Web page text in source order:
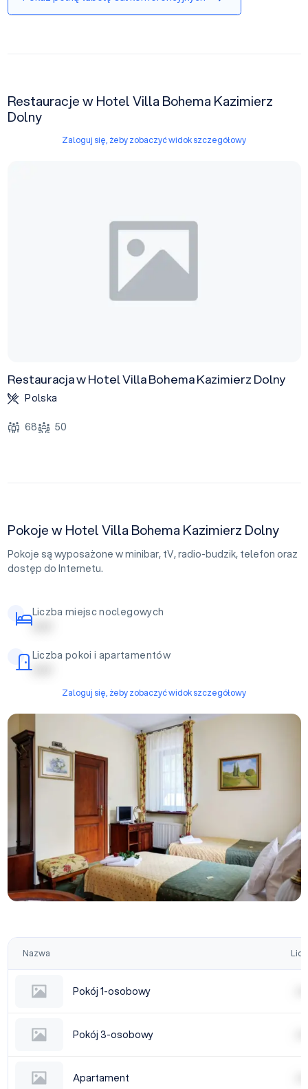
Restauracje w Hotel Villa Bohema Kazimierz
Dolny
Zaloguj się, żeby zobaczyć widok szczegółowy
Restauracja w Hotel Villa Bohema Kazimierz Dolny
Polska
68 50
Pokoje w Hotel Villa Bohema Kazimierz Dolny
Pokoje są wyposażone w minibar, tV, radio-budzik, telefon oraz
dostęp do Internetu.
Liczba miejsc noclegowych
| | | | |
Liczba pokoi i apartamentów
| | | | |
Zaloguj się, żeby zobaczyć widok szczegółowy
Nazwa
Pokój 1-osobowy
Pokój 3-osobowy
Apartament